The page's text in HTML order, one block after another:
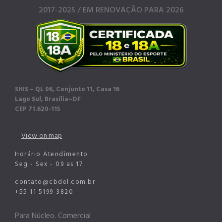
2017-2025 / EM RENOVAÇÃO PARA 2026
SHIS – QL 06, Conjunto 11, Casa 16
Lago Sul, Brasília–DF
CEP 71.620-115
View on map
Horário Atendimento
Seg - Sex - 09 as 17
contato@cbdel.com.br
+55 11 5199-3820
Para Núcleo. Comercial